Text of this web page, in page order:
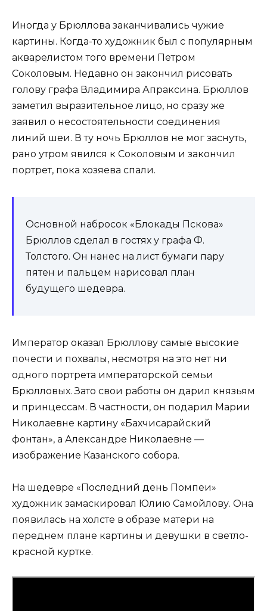
Иногда у Брюллова заканчивались чужие
картины. Когда-то художник был с популярным
акварелистом того времени Петром
Соколовым. Недавно он закончил рисовать
голову графа Владимира Апраксина. Брюллов
заметил выразительное лицо, но сразу же
заявил о несостоятельности соединения
линий шеи. В ту ночь Брюллов не мог заснуть,
рано утром явился к Соколовым и закончил
портрет, пока хозяева спали.
Основной набросок «Блокады Пскова»
Брюллов сделал в гостях у графа Ф.
Толстого. Он нанес на лист бумаги пару
пятен и пальцем нарисовал план
будущего шедевра.
Император оказал Брюллову самые высокие
почести и похвалы, несмотря на это нет ни
одного портрета императорской семьи
Брюлловых. Зато свои работы он дарил князьям
и принцессам. В частности, он подарил Марии
Николаевне картину «Бахчисарайский
фонтан», а Александре Николаевне —
изображение Казанского собора.
На шедевре «Последний день Помпеи»
художник замаскировал Юлию Самойлову. Она
появилась на холсте в образе матери на
переднем плане картины и девушки в светло-
красной куртке.